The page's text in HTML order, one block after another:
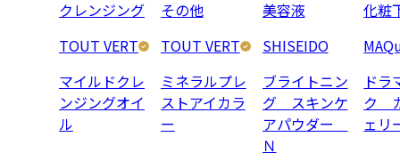
クレンジング
TOUT VERT
マイルドクレ
ンジングオイ
ル
その他
TOUT VERT
ミネラルプレ
ストアイカラ
ー
美容液
SHISEIDO
ブライトニン
グ スキンケ
アパウダー
Ｎ
化粧
ドラ
ク
ェ